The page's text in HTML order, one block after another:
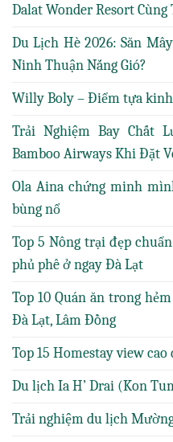
Dalat Wonder Resort Cùng
Du Lịch Hè 2026: Săn
Ninh Thuận Nắng Gió?
Willy Boly – Điểm tựa
Trải Nghiệm Bay Chất
Bamboo Airways Khi Đặt
Ola Aina chứng minh
bùng nổ
Top 5 Nông trại đẹp
phủ phê ở ngay Đà Lạt
Top 10 Quán ăn trong
Đà Lạt, Lâm Đồng
Top 15 Homestay view
Du lịch Ia H’ Drai (Kon
Trải nghiệm du lịch